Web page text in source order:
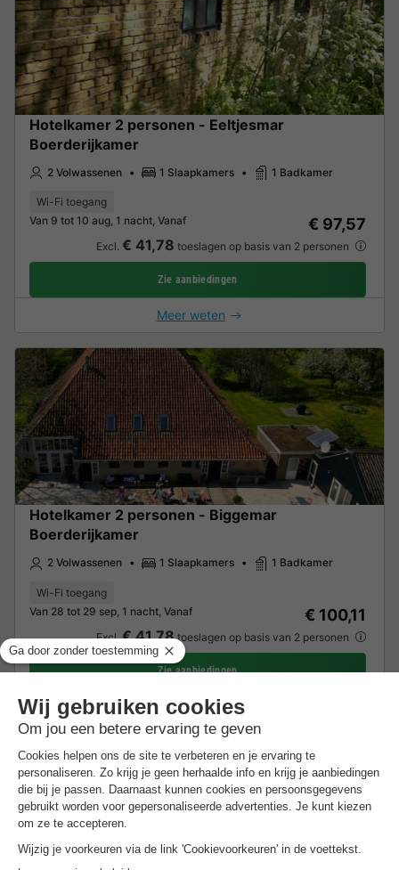
Hotelkamer 2 personen - Eeltjesmar
Boerderijkamer
2 Volwassenen 1 Slaapkamers 1 Badkamer
Wi-Fi toegang
Van 9 tot 10 aug, 1 nacht, Vanaf
€ 97,57
Excl. € 41,78 toeslagen op basis van 2 personen
Zie aanbiedingen
Meer weten
Hotelkamer 2 personen - Biggemar
Boerderijkamer
2 Volwassenen 1 Slaapkamers 1 Badkamer
Wi-Fi toegang
Van 28 tot 29 sep, 1 nacht, Vanaf
€ 100,11
Excl.€ 41,78toeslagen op basis van 2 personen
Zie aanbiedingen
Meer weten